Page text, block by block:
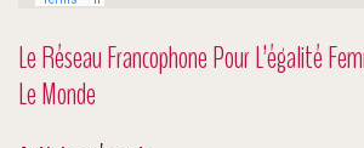
Le Réseau Francophone Pour L’égalité
Le Monde